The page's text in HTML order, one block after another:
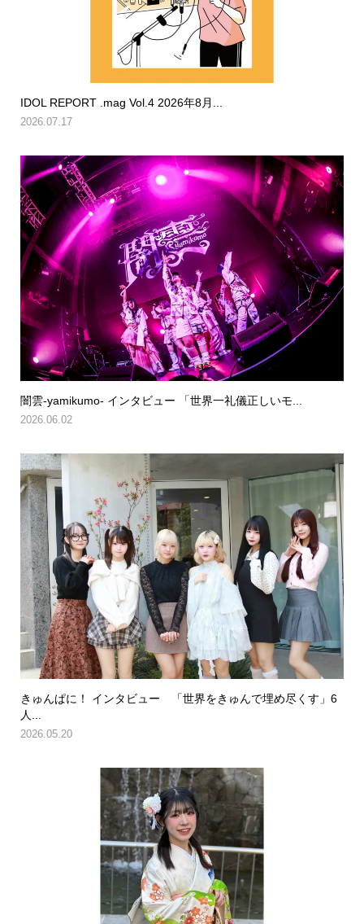
IDOL REPORT .mag Vol.4 2026年8月...
2026.07.17
闇雲-yamikumo- インタビュー 「世界一礼儀正しいモ...
2026.06.02
きゅんぱに！ インタビュー 「世界をきゅんで埋め尽くす」6
人...
2026.05.20